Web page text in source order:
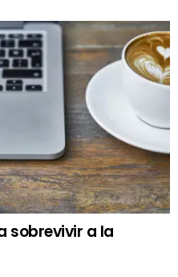
sobrevivir a la